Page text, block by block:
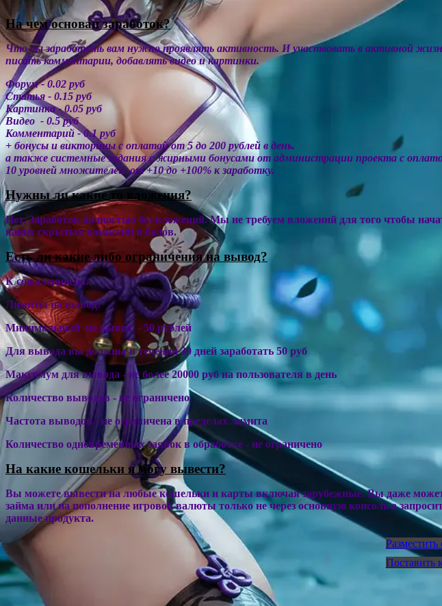
На чем основан заработок?
Что бы заработать вам нужно проявлять активность. И участвовать в активной
писать комментарии, добавлять видео и картинки.
Форум - 0.02 руб
Статья - 0.15 руб
Картинка - 0.05 руб
Видео - 0.5 руб
Комментарий - 0.1 руб
+ бонусы и викторины с оплатой от 5 до 200 рублей в день.
а также системные задания с жирными бонусами от администрации проекта с
10 уровней множителей от +10 до +100% к заработку.
Нужны ли какие то вложения?
Нет. Заработок полностью без вложений. Мы не требуем вложений для того чтобы
каких скрытых комиссий и балов.
Есть ли какие либо ограничения на вывод?
К сожалению да.
Лимиты на вывод:
Минимальный на вывод - 50 рублей
Для вывода вы должны в течении 30 дней заработать 50 руб
Максимум для вывода - не более 20000 руб на пользователя в день
Количество выводов - не ограничено
Частота выводов - не ограничена в пределах лимита
Количество одновременных заявок в обработке - не ограничено
На какие кошельки я могу вывести?
Вы можете вывести на любые кошельки и карты включая зарубежные. Вы даже
займа или на пополнение игровой валюты только не через основную консоль а
данные продукта.
Разместить
Поставить